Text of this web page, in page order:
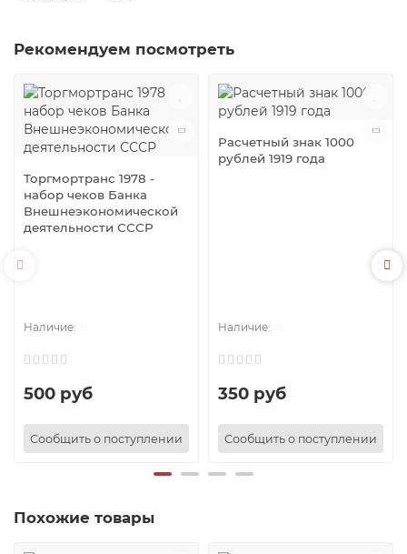
Рекомендуем посмотреть
Торгмортранс 1978 -
набор чеков Банка
Внешнеэкономической
деятельности СССР
500 руб
Сообщить о поступлении
Расчетный знак 1000
рублей 1919 года
350 руб
Сообщить о поступлении
Похожие товары